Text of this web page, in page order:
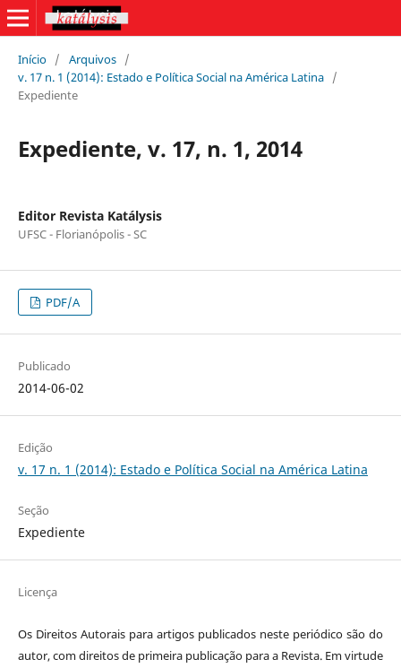
Início / Arquivos /
v. 17 n. 1 (2014): Estado e Política Social na América Latina /
Expediente
Expediente, v. 17, n. 1, 2014
Editor Revista Katálysis
UFSC - Florianópolis - SC
PDF/A
Publicado
2014-06-02
Edição
v. 17 n. 1 (2014): Estado e Política Social na América Latina
Seção
Expediente
Licença
Os Direitos Autorais para artigos publicados neste periódico são do
autor, com direitos de primeira publicação para a Revista. Em virtude